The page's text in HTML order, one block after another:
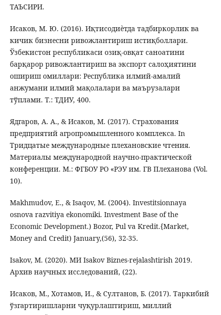
ТАЪСИРИ.
Исаков, М. Ю. (2016). Иқтисодиѐтда тадбиркорлик ва
кичик бизнесни ривожлантириш истиқболлари.
Ўзбекистон республикаси озиқ-овқат саноатини
барқарор ривожлантириш ва экспорт салоҳиятини
ошириш омиллари: Республика илмий-амалий
анжумани илмий мақолалари ва маърузалари
тўплами. Т.: ТДИУ, 400.
Ядгаров, А. А., & Исаков, М. (2017). Страхования
предприятий агропромышленного комплекса. In
Тридцатые международные плехановские чтения.
Материалы международной научно-практической
конференции. М.: ФГБОУ РО «РЭУ им. ГВ Плеханова (Vol.
10).
Makhmudov, E., & Isaqov, M. (2004). Investitsionnaya
osnova razvitiya ekonomiki. Investment Base of the
Economic Development.) Bozor, Pul va Kredit.{Market,
Money and Credit) January,(56), 32-35.
Isakov, M. (2020). МИ Isakov Biznes-rejalashtirish 2019.
Архив научных исследований, (22).
Исаков, М., Хотамов, И., & Султанов, Б. (2017). Таркибий
ўзгартиришларни чуқурлаштириш, миллий